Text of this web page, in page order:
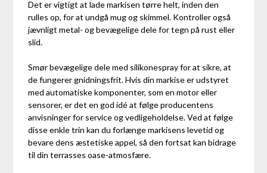
Det er vigtigt at lade markisen tørre helt, inden den
rulles op, for at undgå mug og skimmel. Kontroller også
jævnligt metal- og bevægelige dele for tegn på rust eller
slid.
Smør bevægelige dele med silikonespray for at sikre, at
de fungerer gnidningsfrit. Hvis din markise er udstyret
med automatiske komponenter, som en motor eller
sensorer, er det en god idé at følge producentens
anvisninger for service og vedligeholdelse. Ved at følge
disse enkle trin kan du forlænge markisens levetid og
bevare dens æstetiske appel, så den fortsat kan bidrage
til din terrasses oase-atmosfære.